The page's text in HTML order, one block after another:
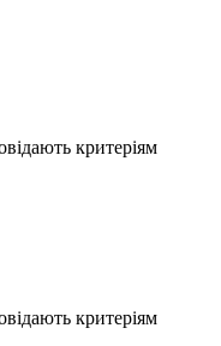
критеріям
критеріям